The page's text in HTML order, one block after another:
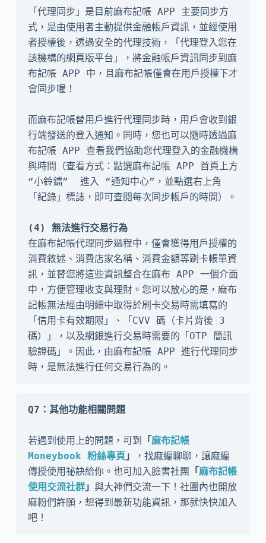
「代理同步」是目前麻布記帳 APP 主要同步方
式，是由使用者主動提供金融帳戶資訊，並經使用
者授權後，透過安全的代理技術，「代理登入您在
該機構的網頁版平台」，將金融帳戶資訊同步到麻
布記帳 APP 中，且麻布記帳僅會在用戶授權下才
會同步喔！
而麻布記帳替用戶進行代理同步時，用戶會收到銀
行端發送的登入通知。同時，您也可以隨時透過麻
布記帳 APP 查看我們協助您代理登入的金融機構
與時間（查看方式：點選麻布記帳 APP 首頁上方
“小鈴鐺”  進入 “通知中心”，並點選右上角
「紀錄」標誌，即可查閱每次同步帳戶的時間）。
(4) 無法進行交易行為
在麻布記帳代理同步過程中，僅會獲得用戶授權的
消費敘述、消費店家名稱、消費金額等刷卡帳單資
訊，並替您將這些資訊整合在麻布 APP 一個介面
中，方便管理收支與理財。您可以放心的是，麻布
記帳無法經由明細中取得於刷卡交易時需填寫的
「信用卡有效期限」、「CVV 碼（卡片背後 3
碼）」，以及網銀進行交易時需要的「OTP 簡訊
驗證碼」。因此，由麻布記帳 APP 進行代理同步
時，是無法進行任何交易行為的。
Q7：其他功能相關問題
若遇到使用上的問題，可到 「 麻布記帳
Moneybook 粉絲專頁」
，找麻編聊聊，讓麻編
傳授使用祕訣給你。也可加入臉書社團 「 麻布記帳
使用交流社群」 與大神們交流一下！社團內也開放
麻粉們許願，想得到最新功能資訊，那就快快加入
吧！